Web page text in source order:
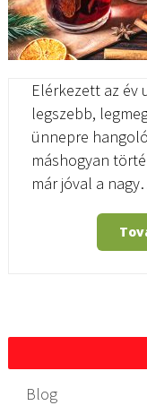
Elérkezett az év
legszebb,
ünnepre
máshogyan
már jóval a
Blog